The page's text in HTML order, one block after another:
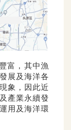
富，其中漁
展及海洋各
象，因此近
產業永續發
用及海洋環